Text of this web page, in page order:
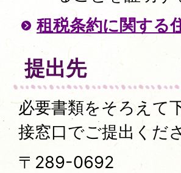
租税条約に関する
提出先
必要書類をそろえて
接窓口でご提出くだ
〒289-0692